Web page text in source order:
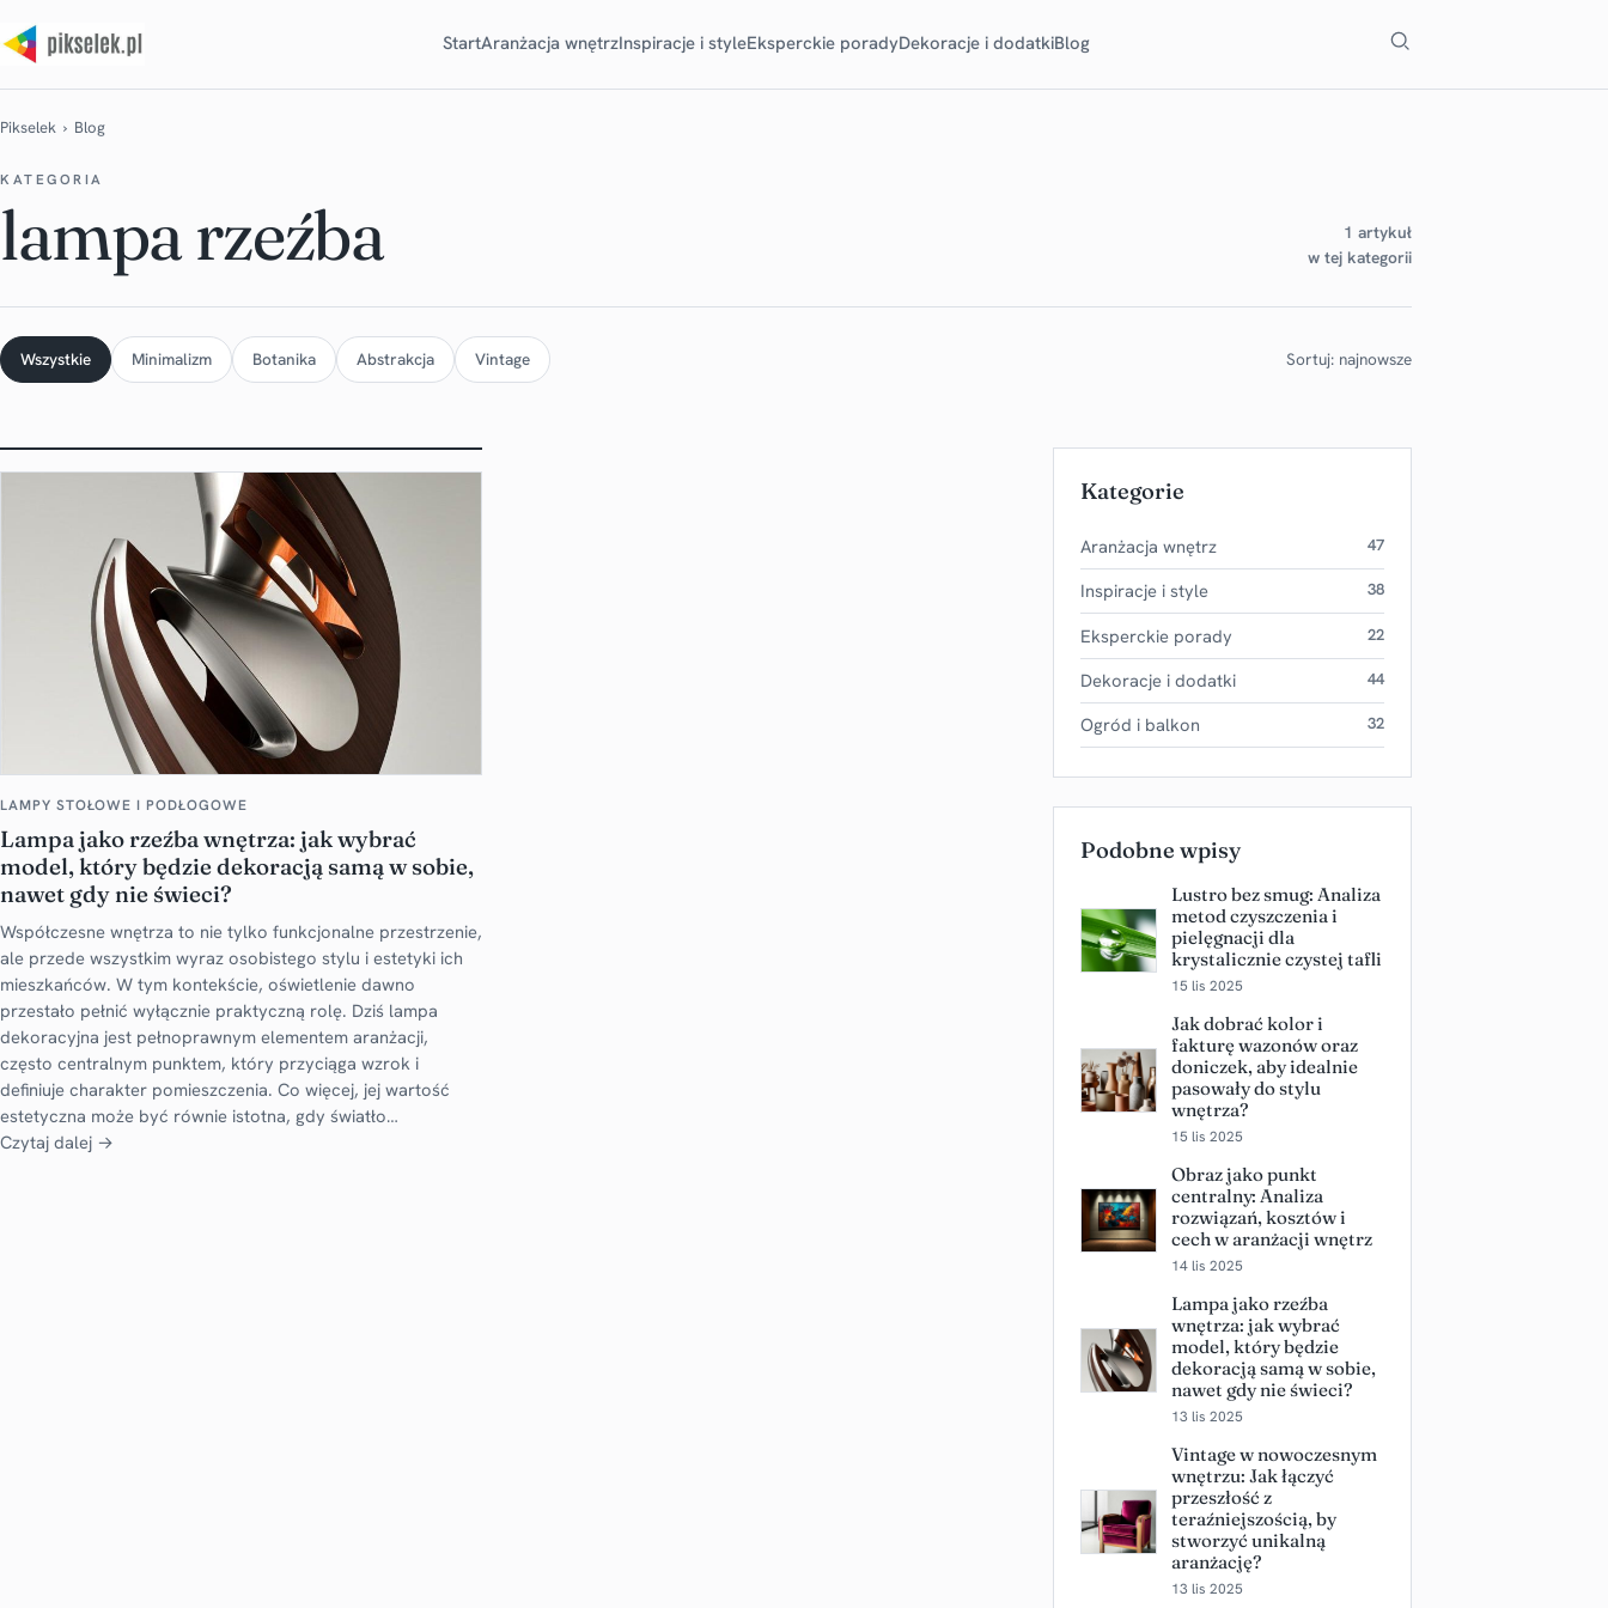
StartAranżacja wnętrzInspiracje i styleEksperckie poradyDekoracje i dodatkiBlog
Pikselek › Blog
KATEGORIA
lampa rzeźba
1 artykuł
w tej kategorii
Wszystkie Minimalizm Botanika Abstrakcja Vintage Sortuj: najnowsze
LAMPY STOŁOWE I PODŁOGOWE
Lampa jako rzeźba wnętrza: jak wybrać
model, który będzie dekoracją samą w sobie,
nawet gdy nie świeci?
Współczesne wnętrza to nie tylko funkcjonalne przestrzenie,
ale przede wszystkim wyraz osobistego stylu i estetyki ich
mieszkańców. W tym kontekście, oświetlenie dawno
przestało pełnić wyłącznie praktyczną rolę. Dziś lampa
dekoracyjna jest pełnoprawnym elementem aranżacji,
często centralnym punktem, który przyciąga wzrok i
definiuje charakter pomieszczenia. Co więcej, jej wartość
estetyczna może być równie istotna, gdy światło…
Czytaj dalej →
Kategorie
Aranżacja wnętrz 47
Inspiracje i style 38
Eksperckie porady 22
Dekoracje i dodatki 44
Ogród i balkon 32
Podobne wpisy
Lustro bez smug: Analiza
metod czyszczenia i
pielęgnacji dla
krystalicznie czystej tafli
15 lis 2025
Jak dobrać kolor i
fakturę wazonów oraz
doniczek, aby idealnie
pasowały do stylu
wnętrza?
15 lis 2025
Obraz jako punkt
centralny: Analiza
rozwiązań, kosztów i
cech w aranżacji wnętrz
14 lis 2025
Lampa jako rzeźba
wnętrza: jak wybrać
model, który będzie
dekoracją samą w sobie,
nawet gdy nie świeci?
13 lis 2025
Vintage w nowoczesnym
wnętrzu: Jak łączyć
przeszłość z
teraźniejszością, by
stworzyć unikalną
aranżację?
13 lis 2025